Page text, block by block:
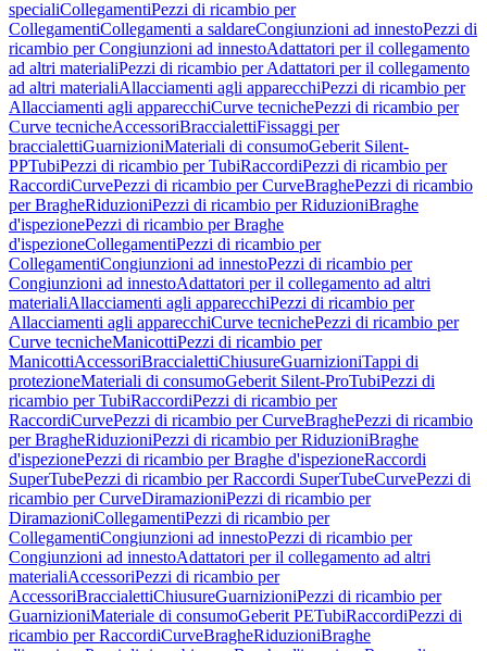
specialiCollegamentiPezzi di ricambio per
CollegamentiCollegamenti a saldareCongiunzioni ad innestoPezzi di
ricambio per Congiunzioni ad innestoAdattatori per il collegamento
ad altri materialiPezzi di ricambio per Adattatori per il collegamento
ad altri materialiAllacciamenti agli apparecchiPezzi di ricambio per
Allacciamenti agli apparecchiCurve tecnichePezzi di ricambio per
Curve tecnicheAccessoriBraccialettiFissaggi per
braccialettiGuarnizioniMateriali di consumoGeberit Silent-
PPTubiPezzi di ricambio per TubiRaccordiPezzi di ricambio per
RaccordiCurvePezzi di ricambio per CurveBraghePezzi di ricambio
per BragheRiduzioniPezzi di ricambio per RiduzioniBraghe
d'ispezionePezzi di ricambio per Braghe
d'ispezioneCollegamentiPezzi di ricambio per
CollegamentiCongiunzioni ad innestoPezzi di ricambio per
Congiunzioni ad innestoAdattatori per il collegamento ad altri
materialiAllacciamenti agli apparecchiPezzi di ricambio per
Allacciamenti agli apparecchiCurve tecnichePezzi di ricambio per
Curve tecnicheManicottiPezzi di ricambio per
ManicottiAccessoriBraccialettiChiusureGuarnizioniTappi di
protezioneMateriali di consumoGeberit Silent-ProTubiPezzi di
ricambio per TubiRaccordiPezzi di ricambio per
RaccordiCurvePezzi di ricambio per CurveBraghePezzi di ricambio
per BragheRiduzioniPezzi di ricambio per RiduzioniBraghe
d'ispezionePezzi di ricambio per Braghe d'ispezioneRaccordi
SuperTubePezzi di ricambio per Raccordi SuperTubeCurvePezzi di
ricambio per CurveDiramazioniPezzi di ricambio per
DiramazioniCollegamentiPezzi di ricambio per
CollegamentiCongiunzioni ad innestoPezzi di ricambio per
Congiunzioni ad innestoAdattatori per il collegamento ad altri
materialiAccessoriPezzi di ricambio per
AccessoriBraccialettiChiusureGuarnizioniPezzi di ricambio per
GuarnizioniMateriale di consumoGeberit PETubiRaccordiPezzi di
ricambio per RaccordiCurveBragheRiduzioniBraghe